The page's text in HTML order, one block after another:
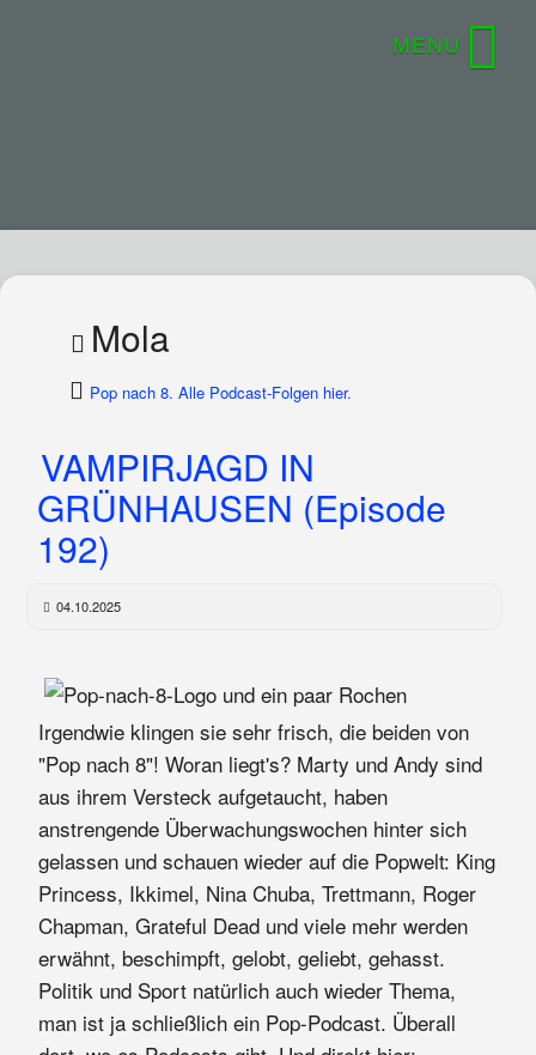
Mola
Pop nach 8. Alle Podcast-Folgen hier.
VAMPIRJAGD IN
GRÜNHAUSEN (Episode
192)
04.10.2025
Irgendwie klingen sie sehr frisch, die beiden von
"Pop nach 8"! Woran liegt's? Marty und Andy sind
aus ihrem Versteck aufgetaucht, haben
anstrengende Überwachungswochen hinter sich
gelassen und schauen wieder auf die Popwelt: King
Princess, Ikkimel, Nina Chuba, Trettmann, Roger
Chapman, Grateful Dead und viele mehr werden
erwähnt, beschimpft, gelobt, geliebt, gehasst.
Politik und Sport natürlich auch wieder Thema,
man ist ja schließlich ein Pop-Podcast. Überall